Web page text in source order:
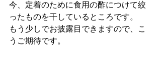
今、定着のために食用の酢につけて絞
ったものを干しているところです。
もう少しでお披露目できますので、こ
うご期待です。